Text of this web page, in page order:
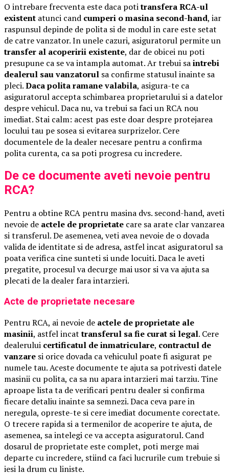
O intrebare frecventa este daca potitransfera RCA-ul
existent atunci cand cumperi o masina second-hand, iar
raspunsul depinde de polita si de modul in care este setat
de catre vanzator. In unele cazuri, asiguratorul permite un
transfer al acoperirii existente, dar de obicei nu poti
presupune ca se va intampla automat. Ar trebui saintrebi
dealerul sau vanzatorul sa confirme statusul inainte sa
pleci.Daca polita ramane valabila, asigura-te ca
asiguratorul accepta schimbarea proprietarului si a datelor
despre vehicul. Daca nu, va trebui sa faci un RCA nou
imediat. Stai calm: acest pas este doar despre protejarea
locului tau pe sosea si evitarea surprizelor. Cere
documentele de la dealer necesare pentru a confirma
polita curenta, ca sa poti progresa cu incredere.
De ce documente aveti nevoie pentru
RCA?
Pentru a obtine RCA pentru masina dvs. second-hand, aveti
nevoie de actele de proprietate care sa arate clar vanzarea
si transferul. De asemenea, veti avea nevoie de o dovada
valida de identitate si de adresa, astfel incat asiguratorul sa
poata verifica cine sunteti si unde locuiti. Daca le aveti
pregatite, procesul va decurge mai usor si va va ajuta sa
plecati de la dealer fara intarzieri.
Acte de proprietate necesare
Pentru RCA, ai nevoie de actele de proprietate ale
masinii, astfel incattransferul sa fie curat si legal. Cere
dealerului certificatul de inmatriculare, contractul de
vanzare si orice dovada ca vehiculul poate fi asigurat pe
numele tau. Aceste documente te ajuta sa potrivesti datele
masinii cu polita, ca sa nu apara intarzieri mai tarziu. Tine
aproape lista ta de verificari pentru dealer si confirma
fiecare detaliu inainte sa semnezi. Daca ceva pare in
neregula, opreste-te si cere imediat documente corectate.
O trecere rapida si a termenilor de acoperire te ajuta, de
asemenea, sa intelegi ce va accepta asiguratorul. Cand
dosarul de proprietate este complet, poti merge mai
departe cu incredere, stiind ca faci lucrurile cum trebuie si
iesi la drum cu liniste.